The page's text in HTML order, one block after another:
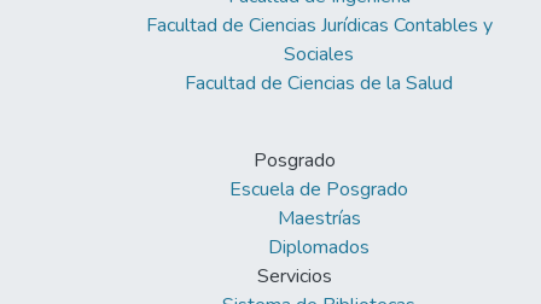
Facultad de Ciencias Jurídicas Contables y
Sociales
Facultad de Ciencias de la Salud
Posgrado
Escuela de Posgrado
Maestrías
Diplomados
Servicios